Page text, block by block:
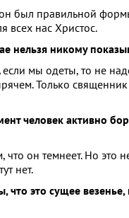
он был правильной
всех нас Христос.
нельзя никому
мы одеты, то не
Только
человек активно
он темнеет. Но это
нет.
это сущее везенье,